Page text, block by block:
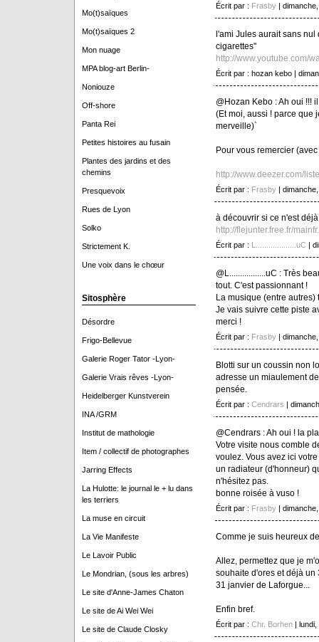
Mo(t)saïques
Mo(t)saïques 2
Mon nuage
MPA blog-art Berlin-
Noniouze
Off-shore
Panta Rei
Petites histoires au fusain
Plantes des jardins et des
chemins
Presquevoix
Rues de Lyon
Solko
Strictement K.
Une voix dans le chœur
Sitosphère
Désordre
Frigo-Bellevue
Galerie Roger Tator -Lyon-
Galerie Vrais rêves -Lyon-
Heidelberger Kunstverein
INA /GRM
Institut de mathologie
Item / collectif de photographes
Jarring Effects
La Hulotte: le journal le + lu dans
les terriers
La muse en circuit
La Vie Manifeste
Le Lavoir Public
Le Mondrian, (sous les arbres)
Le site d'Anne-James Chaton
Le site de Ai Wei Wei
Le site de Claude Closky
Écrit par : Frasby| dimanche,
l'ami Jules aurait sans nul
cigarettes"
http://www.youtube.com/
Écrit par : hozan kebo |
@Hozan Kebo : Ah oui !!!
(Et moi, aussi ! parce que
merveille)`
Pour vous remercier
http://www.deezer.com/
Écrit par : Frasby| dimanche,
à découvrir si ce n'est déjà
http://flejunter.free.fr/
Écrit par : L...................uC|
@L.................uC : Très
tout. C'est passionnant !
La musique (entre autres)
Je vais suivre cette piste
merci !
Écrit par : Frasby| dimanche,
Blotti sur un coussin non
adresse un miaulement
pensée.
Écrit par : Cendrars |
@Cendrars : Ah oui ! la
Votre visite nous comble
voulez. Vous avez ici
un radiateur (d'honneur)
n'hésitez pas.
bonne roisée à vuso !
Écrit par : Frasby| dimanche,
Comme je suis heureux
Allez, permettez que je
souhaite d'ores et déjà
31 janvier de Laforgue...
Enfin bref.
Écrit par : Chr. Borhen| lundi,